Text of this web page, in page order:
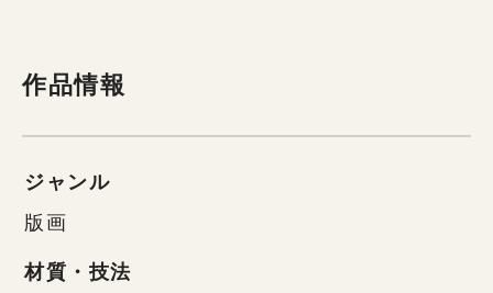
作品情報
ジャンル
版画
材質・技法